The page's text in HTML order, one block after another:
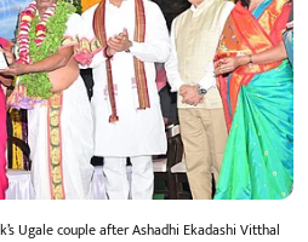
Ugale couple after Ashadhi Ekadashi Vitthal